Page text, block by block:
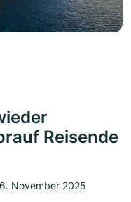
Reisende
November 2025